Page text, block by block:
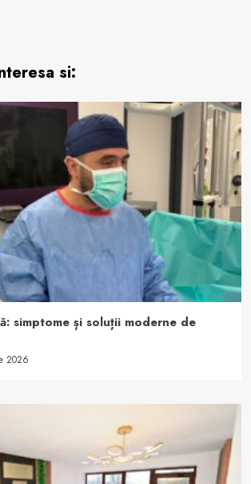
si:
simptome și soluții moderne de
2026